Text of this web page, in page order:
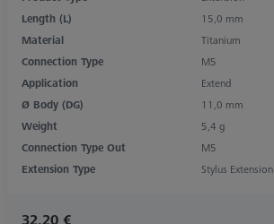
Length (L)
15,0 mm
Material
Titanium
Connection Type
M5
Application
Extend
Ø Body (DG)
11,0 mm
Weight
5,4 g
Connection Type Out
M5
Extension Type
Stylus Extension
32,20 €